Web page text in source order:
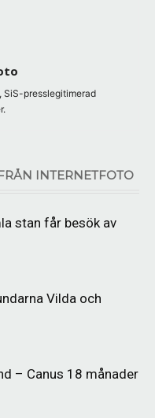
SiS-presslegitimerad
INTERNETFOTO
stan får besök av
Vilda och
– Canus 18 månader